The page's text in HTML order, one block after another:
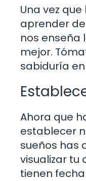
Una vez
aprender
nos enseña
mejor.
sabiduría
Ahora que
establecer
sueños has
visualizar tu
tienen